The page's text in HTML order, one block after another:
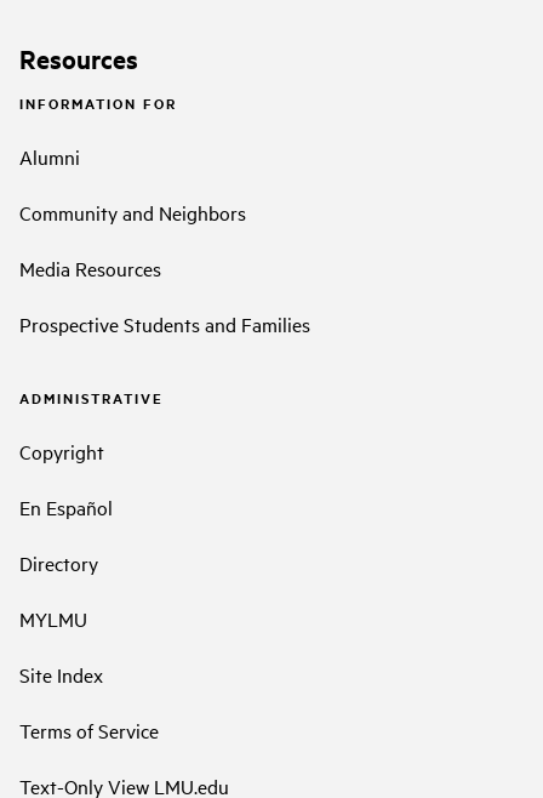
Resources
INFORMATION FOR
Alumni
Community and Neighbors
Media Resources
Prospective Students and Families
ADMINISTRATIVE
Copyright
En Español
Directory
MYLMU
Site Index
Terms of Service
Text-Only View LMU.edu